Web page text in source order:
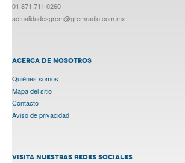
01 871 711 0260
actualidadesgrem@gremradio.com.mx
ACERCA DE NOSOTROS
Quiénes somos
Mapa del sitio
Contacto
Aviso de privacidad
VISITA NUESTRAS REDES SOCIALES